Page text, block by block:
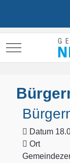
Mobile Menu
Datum
Ort